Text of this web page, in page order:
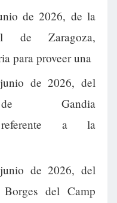
de 2026, de la
de Zaragoza,
para proveer una
de 2026, del
de Gandia
referente a la
de 2026, del
del Camp